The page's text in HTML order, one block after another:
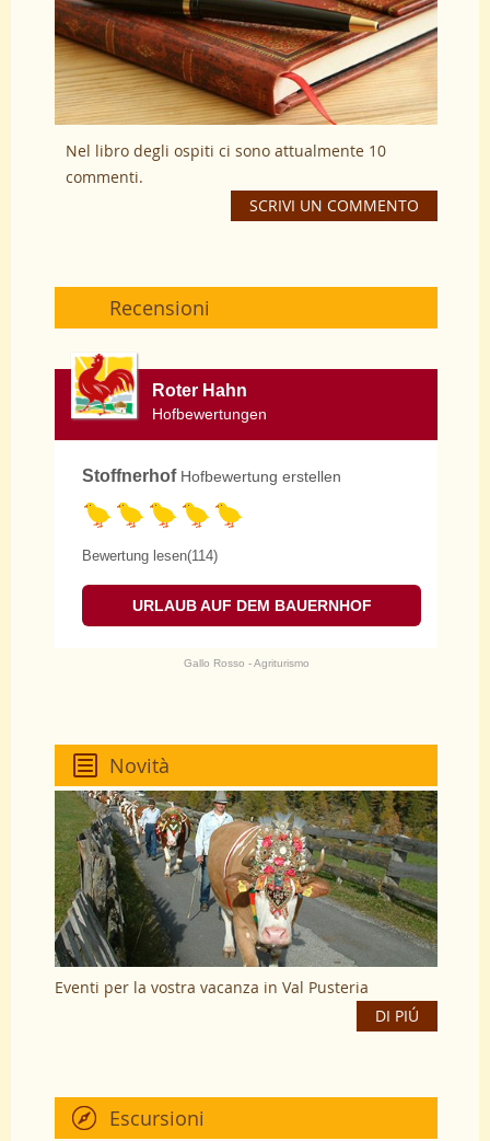
Nel libro degli ospiti ci sono attualmente 10
commenti.
SCRIVI UN COMMENTO
Recensioni
Roter Hahn
Hofbewertungen
Stoffnerhof Hofbewertung erstellen
Bewertung lesen(114)
URLAUB AUF DEM BAUERNHOF
Gallo Rosso - Agriturismo
Novità
Eventi per la vostra vacanza in Val Pusteria
DI PIÚ
Escursioni